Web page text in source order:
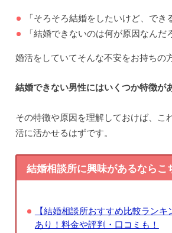
「そろそろ結婚をしたいけど、でき
「結婚できないのは何が原因なんだ
婚活をしていてそんな不安をお持ちの
結婚できない男性にはいくつか特徴が
その特徴や原因を理解しておけば、こ
活に活かせるはずです。
結婚相談所に興味があるならこ
【結婚相談所おすすめ比較ラン
あり！料金や評判・口コミも！